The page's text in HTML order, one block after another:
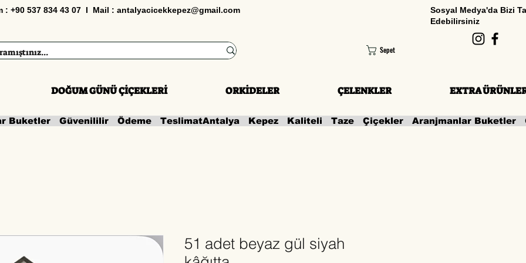
: +90 537 834 43 07 I Mail : antalyacicekkepez@gmail.com
Sepet
Sosyal Medya'da Bizi
Edebilirsiniz
DOĞUM GÜNÜ ÇİÇEKLERİ ORKİDELER ÇELENKLER EXTRA
Buketler   Güvenililir   Ödeme   Teslimat
51 adet beyaz gül siyah